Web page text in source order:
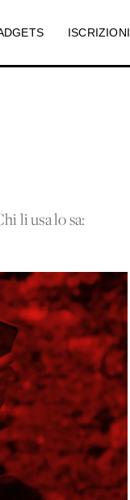
ISCRIZIONI
li usa lo sa: